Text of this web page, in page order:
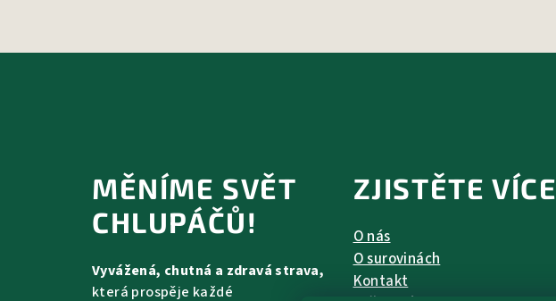
MĚNÍME SVĚT
CHLUPÁČŮ!
Vyvážená, chutná a zdravá strava,
která prospěje každé
ZJISTĚTE VÍCE
O nás
O surovinách
Kontakt